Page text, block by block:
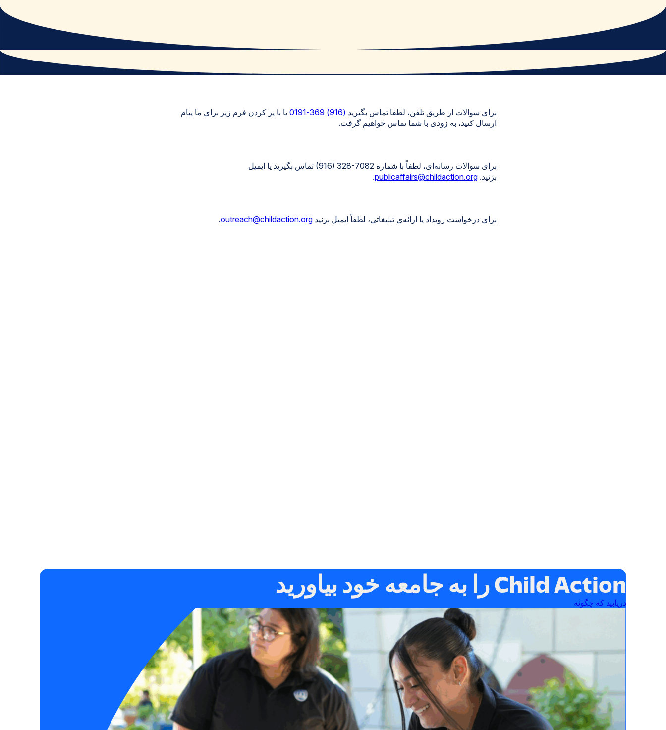
برای سوالات از طریق تلفن، لطفا تماس بگیرید (916) 369-0191
یا با پر کردن فرم زیر برای ما پیام
ارسال کنید، به زودی با شما تماس خواهیم گرفت.
برای سوالات رسانه‌ای، لطفاً با شماره ‎(916) 328-7082‎ تماس بگیرید یا ایمیل
بزنید. publicaffairs@childaction.org
.
برای درخواست رویداد یا ارائه‌ی تبلیغاتی، لطفاً ایمیل بزنید outreach@childaction.org
.
Child Action را به جامعه خود بیاورید
دریابید که چگونه